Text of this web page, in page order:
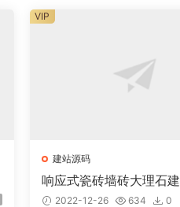
建站源码
响应式瓷砖墙砖大理石
站eyoucms易优模板
2022-12-26 634 0
VIP